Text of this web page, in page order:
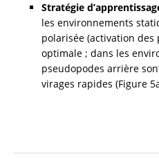
Stratégie
les environnements
polarisée (activation
optimale ; dans les
pseudopodes arrière
virages rapides (Figure